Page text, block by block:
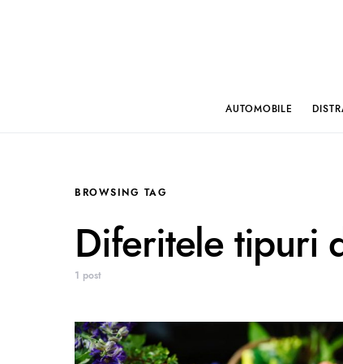
AUTOMOBILE
BROWSING TAG
Diferitele tipuri
1 post